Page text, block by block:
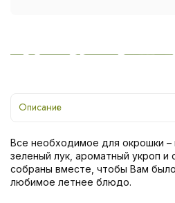
Описание
Все необходимое для окрошки
зеленый лук, ароматный укроп и
собраны вместе, чтобы Вам
любимое летнее блюдо.